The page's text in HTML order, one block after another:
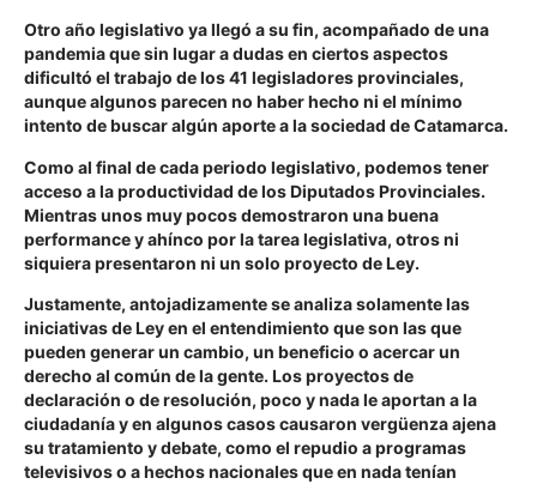
Otro año legislativo ya llegó a su fin, acompañado de una
pandemia que sin lugar a dudas en ciertos aspectos
dificultó el trabajo de los 41 legisladores provinciales,
aunque algunos parecen no haber hecho ni el mínimo
intento de buscar algún aporte a la sociedad de Catamarca.
Como al final de cada periodo legislativo, podemos tener
acceso a la productividad de los Diputados Provinciales.
Mientras unos muy pocos demostraron una buena
performance y ahínco por la tarea legislativa, otros ni
siquiera presentaron ni un solo proyecto de Ley.
Justamente, antojadizamente se analiza solamente las
iniciativas de Ley en el entendimiento que son las que
pueden generar un cambio, un beneficio o acercar un
derecho al común de la gente. Los proyectos de
declaración o de resolución, poco y nada le aportan a la
ciudadanía y en algunos casos causaron vergüenza ajena
su tratamiento y debate, como el repudio a programas
televisivos o a hechos nacionales que en nada tenían